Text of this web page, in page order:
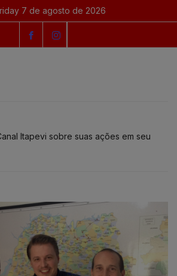
7 de agosto de 2026
Itapevi sobre suas ações em seu